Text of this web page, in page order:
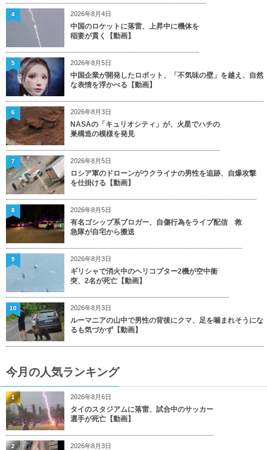
2026年8月4日
中国のロケットに落雷、上昇中に機体を
稲妻が貫く【動画】
4
2026年8月5日
中国企業が開発したロボット、「不気味の壁」を越え、自然
な表情を浮かべる【動画】
5
2026年8月3日
NASAの「キュリオシティ」が、火星でハチの
巣構造の模様を発見
6
2026年8月5日
ロシア軍のドローンがウクライナの男性を追跡、自爆攻撃
を仕掛ける【動画】
7
2026年8月5日
有名ゴシップ系ブロガー、自傷行為をライブ配信 救
急隊が自宅から搬送
8
2026年8月3日
ギリシャで消火中のヘリコプター2機が空中衝
突、2名が死亡【動画】
9
2026年8月3日
ルーマニアの山中で男性の背後にクマ、足を噛まれそうにな
るも気づかず【動画】
10
今月の人気ランキング
2026年8月6日
タイのスタジアムに落雷、試合中のサッカー
選手が死亡【動画】
1
2026年8月3日
2